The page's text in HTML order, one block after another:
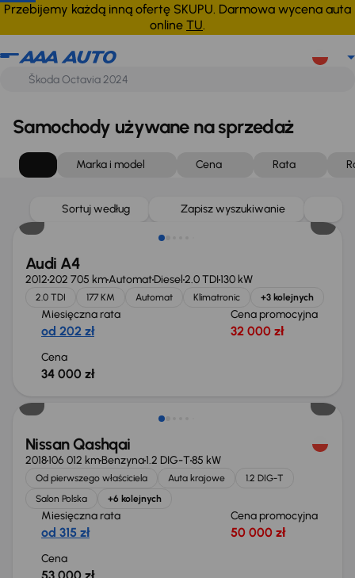
Przebijemy każdą inną ofertę SKUPU. Darmowa wycena auta
online TU.
Samochody używane na sprzedaż
Marka i model Cena Rata
Sortuj według Zapisz wyszukiwanie
Audi A4
2012202 705 kmAutomatDiesel2.0 TDI130 kW
2.0 TDI 177 KM Automat Klimatronic +3 kolejnych
Miesięczna rata
od 202 zł
Cena promocyjna
32 000 zł
Cena
34 000 zł
Nissan Qashqai
2018106 012 kmBenzyna1.2 DIG-T85 kW
Od pierwszego właściciela Auta krajowe
1.2 DIG-T
Salon Polska
+6 kolejnych
Miesięczna rata
od 315 zł
Cena promocyjna
50 000 zł
Cena